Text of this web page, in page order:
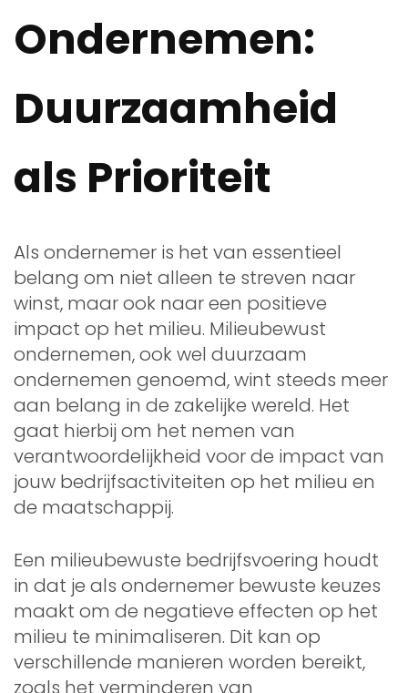
Ondernemen:
Duurzaamheid
als Prioriteit
Als ondernemer is het van essentieel
belang om niet alleen te streven naar
winst, maar ook naar een positieve
impact op het milieu. Milieubewust
ondernemen, ook wel duurzaam
ondernemen genoemd, wint steeds meer
aan belang in de zakelijke wereld. Het
gaat hierbij om het nemen van
verantwoordelijkheid voor de impact van
jouw bedrijfsactiviteiten op het milieu en
de maatschappij.
Een milieubewuste bedrijfsvoering houdt
in dat je als ondernemer bewuste keuzes
maakt om de negatieve effecten op het
milieu te minimaliseren. Dit kan op
verschillende manieren worden bereikt,
zoals het verminderen van